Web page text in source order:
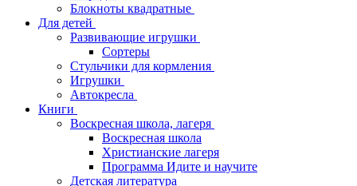
Блокноты квадратные
Для детей
Развивающие игрушки
Сортеры
Стульчики для кормления
Игрушки
Автокресла
Книги
Воскресная школа, лагеря
Воскресная школа
Христианские лагеря
Программа Идите и научите
Детская литература